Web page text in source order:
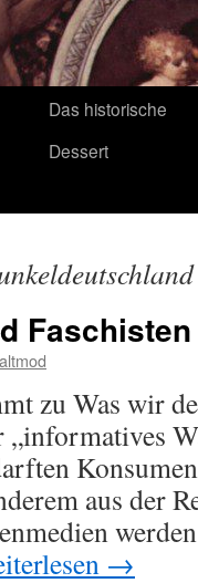
Das historische
Dessert
Faschisten
altmod
zu Was wir
„informatives
aus der
→